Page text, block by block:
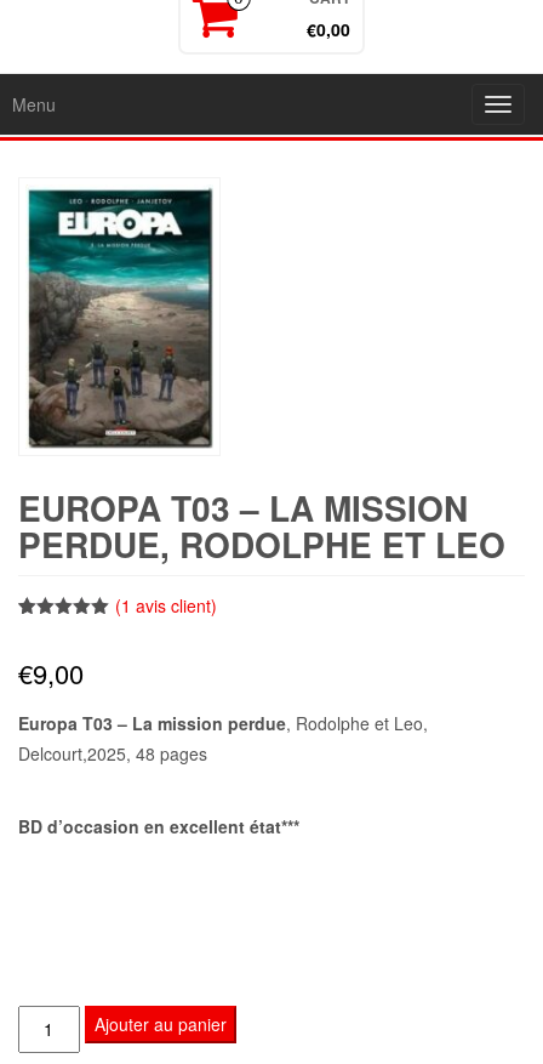
€0,00
Menu
EUROPA T03 – LA MISSION
PERDUE, RODOLPHE ET LEO
basé sur
notation
(1 avis client)
€9,00
Europa T03 – La mission perdue, Rodolphe et Leo,
Delcourt,2025, 48 pages
BD d’occasion en excellent état***
quantité
de
Ajouter au panier